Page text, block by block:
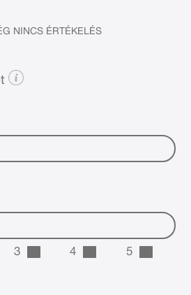
NINCS ÉRTÉKELÉS
3 4 5